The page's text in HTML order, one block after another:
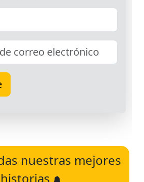
nuestras mejores
historias